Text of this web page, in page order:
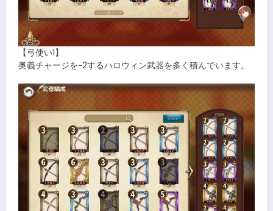
【弓使い1】
奥義チャージを−2するハロウィン武器を多く積んでいます。